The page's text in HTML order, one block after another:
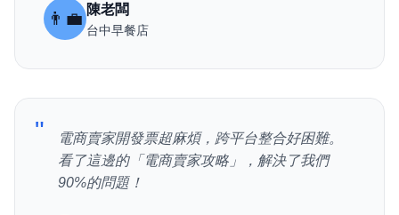
👨‍💼 陳老闆
台中早餐店
"
電商賣家開發票超麻煩，跨平台整合好困難。
看了這邊的「電商賣家攻略」，解決了我們
90%的問題！